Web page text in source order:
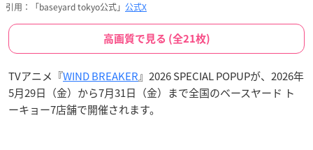
引用：「baseyard tokyo公式」 公式X
高画質で見る (全21枚)
TVアニメ『WIND BREAKER』2026 SPECIAL POPUPが、2026年
5月29日（金）から7月31日（金）まで全国のベースヤード ト
ーキョー7店舗で開催されます。